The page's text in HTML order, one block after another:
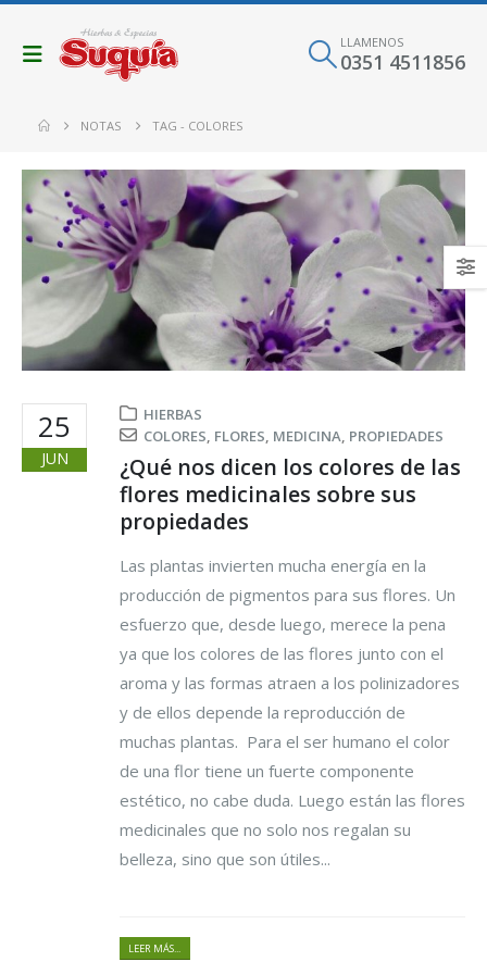
LLAMENOS
0351 4511856
NOTAS TAG - COLORES
25
JUN
HIERBAS
COLORES, FLORES, MEDICINA, PROPIEDADES
¿Qué nos dicen los colores de las
flores medicinales sobre sus
propiedades
Las plantas invierten mucha energía en la
producción de pigmentos para sus flores. Un
esfuerzo que, desde luego, merece la pena
ya que los colores de las flores junto con el
aroma y las formas atraen a los polinizadores
y de ellos depende la reproducción de
muchas plantas. Para el ser humano el color
de una flor tiene un fuerte componente
estético, no cabe duda. Luego están las flores
medicinales que no solo nos regalan su
belleza, sino que son útiles...
LEER MÁS...